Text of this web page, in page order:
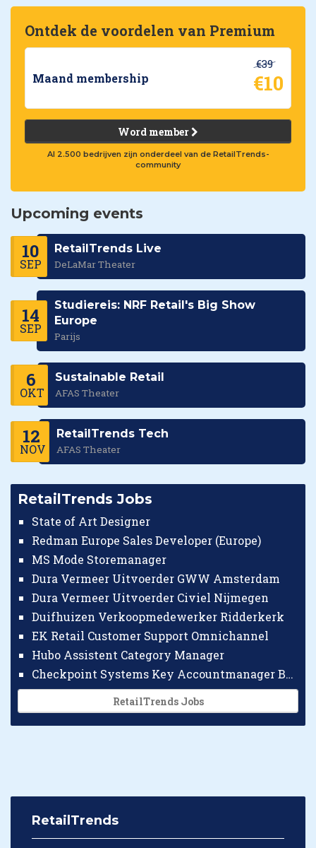
Ontdek de voordelen van Premium
Maand membership
€39
€10
Word member
Al 2.500 bedrijven zijn onderdeel van de RetailTrends-
community
Upcoming events
10
SEP
RetailTrends Live
DeLaMar Theater
14
SEP
Studiereis: NRF Retail's Big Show
Europe
Parijs
6
OKT
Sustainable Retail
AFAS Theater
12
NOV
RetailTrends Tech
AFAS Theater
RetailTrends Jobs
State of Art Designer
Redman Europe Sales Developer (Europe)
MS Mode Storemanager
Dura Vermeer Uitvoerder GWW Amsterdam
Dura Vermeer Uitvoerder Civiel Nijmegen
Duifhuizen Verkoopmedewerker Ridderkerk
EK Retail Customer Support Omnichannel
Hubo Assistent Category Manager
Checkpoint Systems Key Accountmanager Benelux
RetailTrends Jobs
RetailTrends